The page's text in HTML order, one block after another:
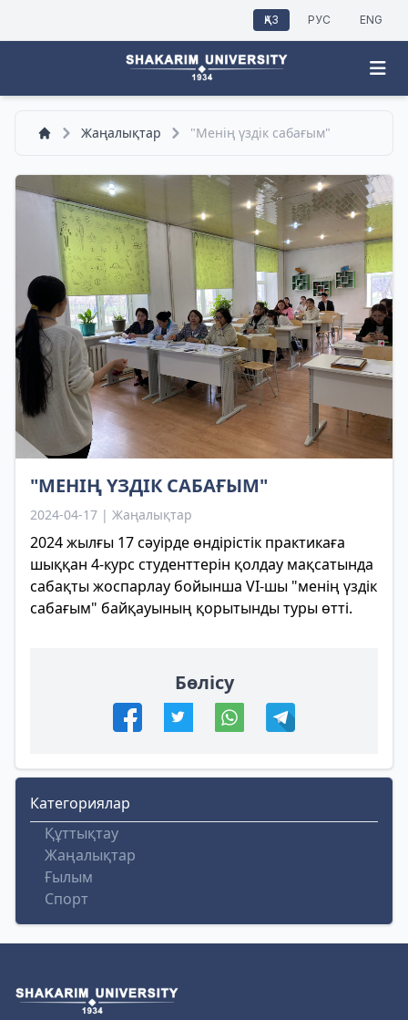
ҚАЗ РУС ENG
Жаңалықтар "Менің үздік сабағым"
"МЕНІҢ ҮЗДІК САБАҒЫМ"
2024-04-17 | Жаңалықтар
2024 жылғы 17 сәуірде өндірістік практикаға
шыққан 4-курс студенттерін қолдау мақсатында
сабақты жоспарлау бойынша VI-шы "менің үздік
сабағым" байқауының қорытынды туры өтті.
Бөлісу
Категориялар
Құттықтау
Жаңалықтар
Ғылым
Спорт